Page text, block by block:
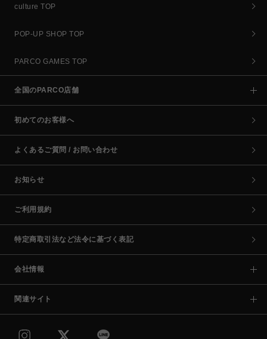
culture TOP
POP-UP SHOP TOP
PARCO GAMES TOP
全国のPARCO店舗
初めてのお客様へ
よくあるご質問 / お問い合わせ
お知らせ
ご利用規約
特定商取引法など法令に基づく表記
会社情報
関連サイト